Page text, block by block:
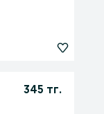
345 тг.